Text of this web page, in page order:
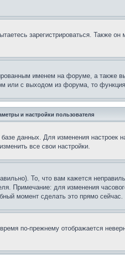
зарегистрироваться. Также
именем на форуме, а также
или с выходом из форума, то
и настройки пользователя
данных. Для изменения
все свои настройки.
То, что вам кажется
Примечание: для изменения
момент сделать это прямо сейчас.
по-прежнему отображается